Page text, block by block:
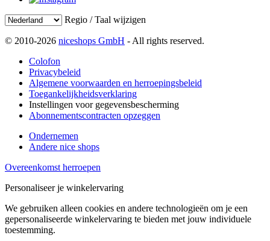
Regio / Taal wijzigen
© 2010-2026 niceshops GmbH - All rights reserved.
Colofon
Privacybeleid
Algemene voorwaarden en herroepingsbeleid
Toegankelijkheidsverklaring
Instellingen voor gegevensbescherming
Abonnementscontracten opzeggen
Ondernemen
Andere nice shops
Overeenkomst herroepen
Personaliseer je winkelervaring
We gebruiken alleen cookies en andere technologieën om je een
gepersonaliseerde winkelervaring te bieden met jouw individuele
toestemming.